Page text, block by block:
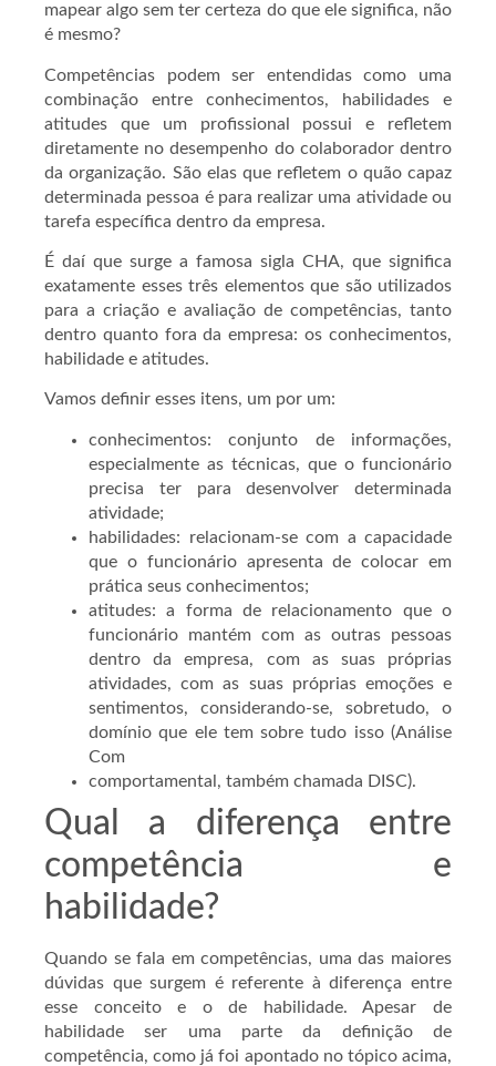
mapear algo sem ter certeza do que ele significa, não
é mesmo?
Competências podem ser entendidas como uma
combinação entre conhecimentos, habilidades e
atitudes que um profissional possui e refletem
diretamente no desempenho do colaborador dentro
da organização. São elas que refletem o quão capaz
determinada pessoa é para realizar uma atividade ou
tarefa específica dentro da empresa.
É daí que surge a famosa sigla CHA, que significa
exatamente esses três elementos que são utilizados
para a criação e avaliação de competências, tanto
dentro quanto fora da empresa: os conhecimentos,
habilidade e atitudes.
Vamos definir esses itens, um por um:
conhecimentos: conjunto de informações,
especialmente as técnicas, que o funcionário
precisa ter para desenvolver determinada
atividade;
habilidades: relacionam-se com a capacidade
que o funcionário apresenta de colocar em
prática seus conhecimentos;
atitudes: a forma de relacionamento que o
funcionário mantém com as outras pessoas
dentro da empresa, com as suas próprias
atividades, com as suas próprias emoções e
sentimentos, considerando-se, sobretudo, o
domínio que ele tem sobre tudo isso (Análise
Com
comportamental, também chamada DISC).
Qual a diferença entre
competência e
habilidade?
Quando se fala em competências, uma das maiores
dúvidas que surgem é referente à diferença entre
esse conceito e o de habilidade. Apesar de
habilidade ser uma parte da definição de
competência, como já foi apontado no tópico acima,